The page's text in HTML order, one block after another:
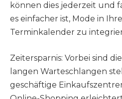
können dies jederzeit und
es einfacher ist, Mode in
Terminkalender zu
Zeitersparnis: Vorbei sind
langen Warteschlangen
geschäftige